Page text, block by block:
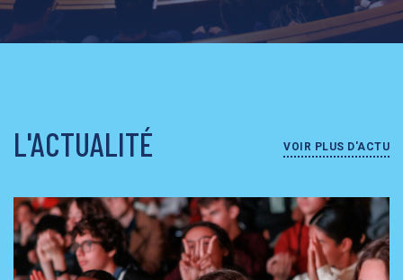
L'ACTUALITÉ VOIR PLUS D'ACTU